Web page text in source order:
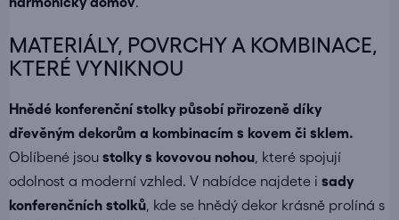
MATERIÁLY, POVRCHY A KOMBINACE,
KTERÉ VYNIKNOU
Hnědé konferenční stolky působí přirozeně díky
dřevěným dekorům a kombinacím s kovem či sklem.
Oblíbené jsou stolky s kovovou nohou , které spojují
odolnost a moderní vzhled. V nabídce najdete i sady
konferenčních stolků , kde se hnědý dekor krásně prolíná s